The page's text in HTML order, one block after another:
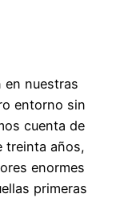
en nuestras
entorno sin
cuenta de
treinta años,
enormes
primeras